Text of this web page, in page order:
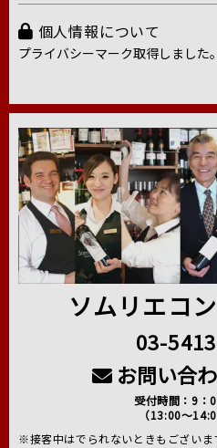
個人情報について
プライバシーマーク取得しました。
ソムリエコ
03-
お問い合
受付時間：9：
（13:00～
※接客中はでられないときもございま